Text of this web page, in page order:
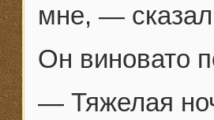
мне, —
Он виновато
— Тяжелая